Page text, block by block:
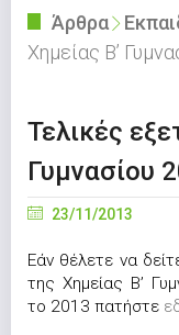
Άρθρα
Χημείας Β’
Τελικές
Γυμνασίου
23/11/2013
Εάν θέλετε να
της Χημείας Β’
το 2013 πατήστε